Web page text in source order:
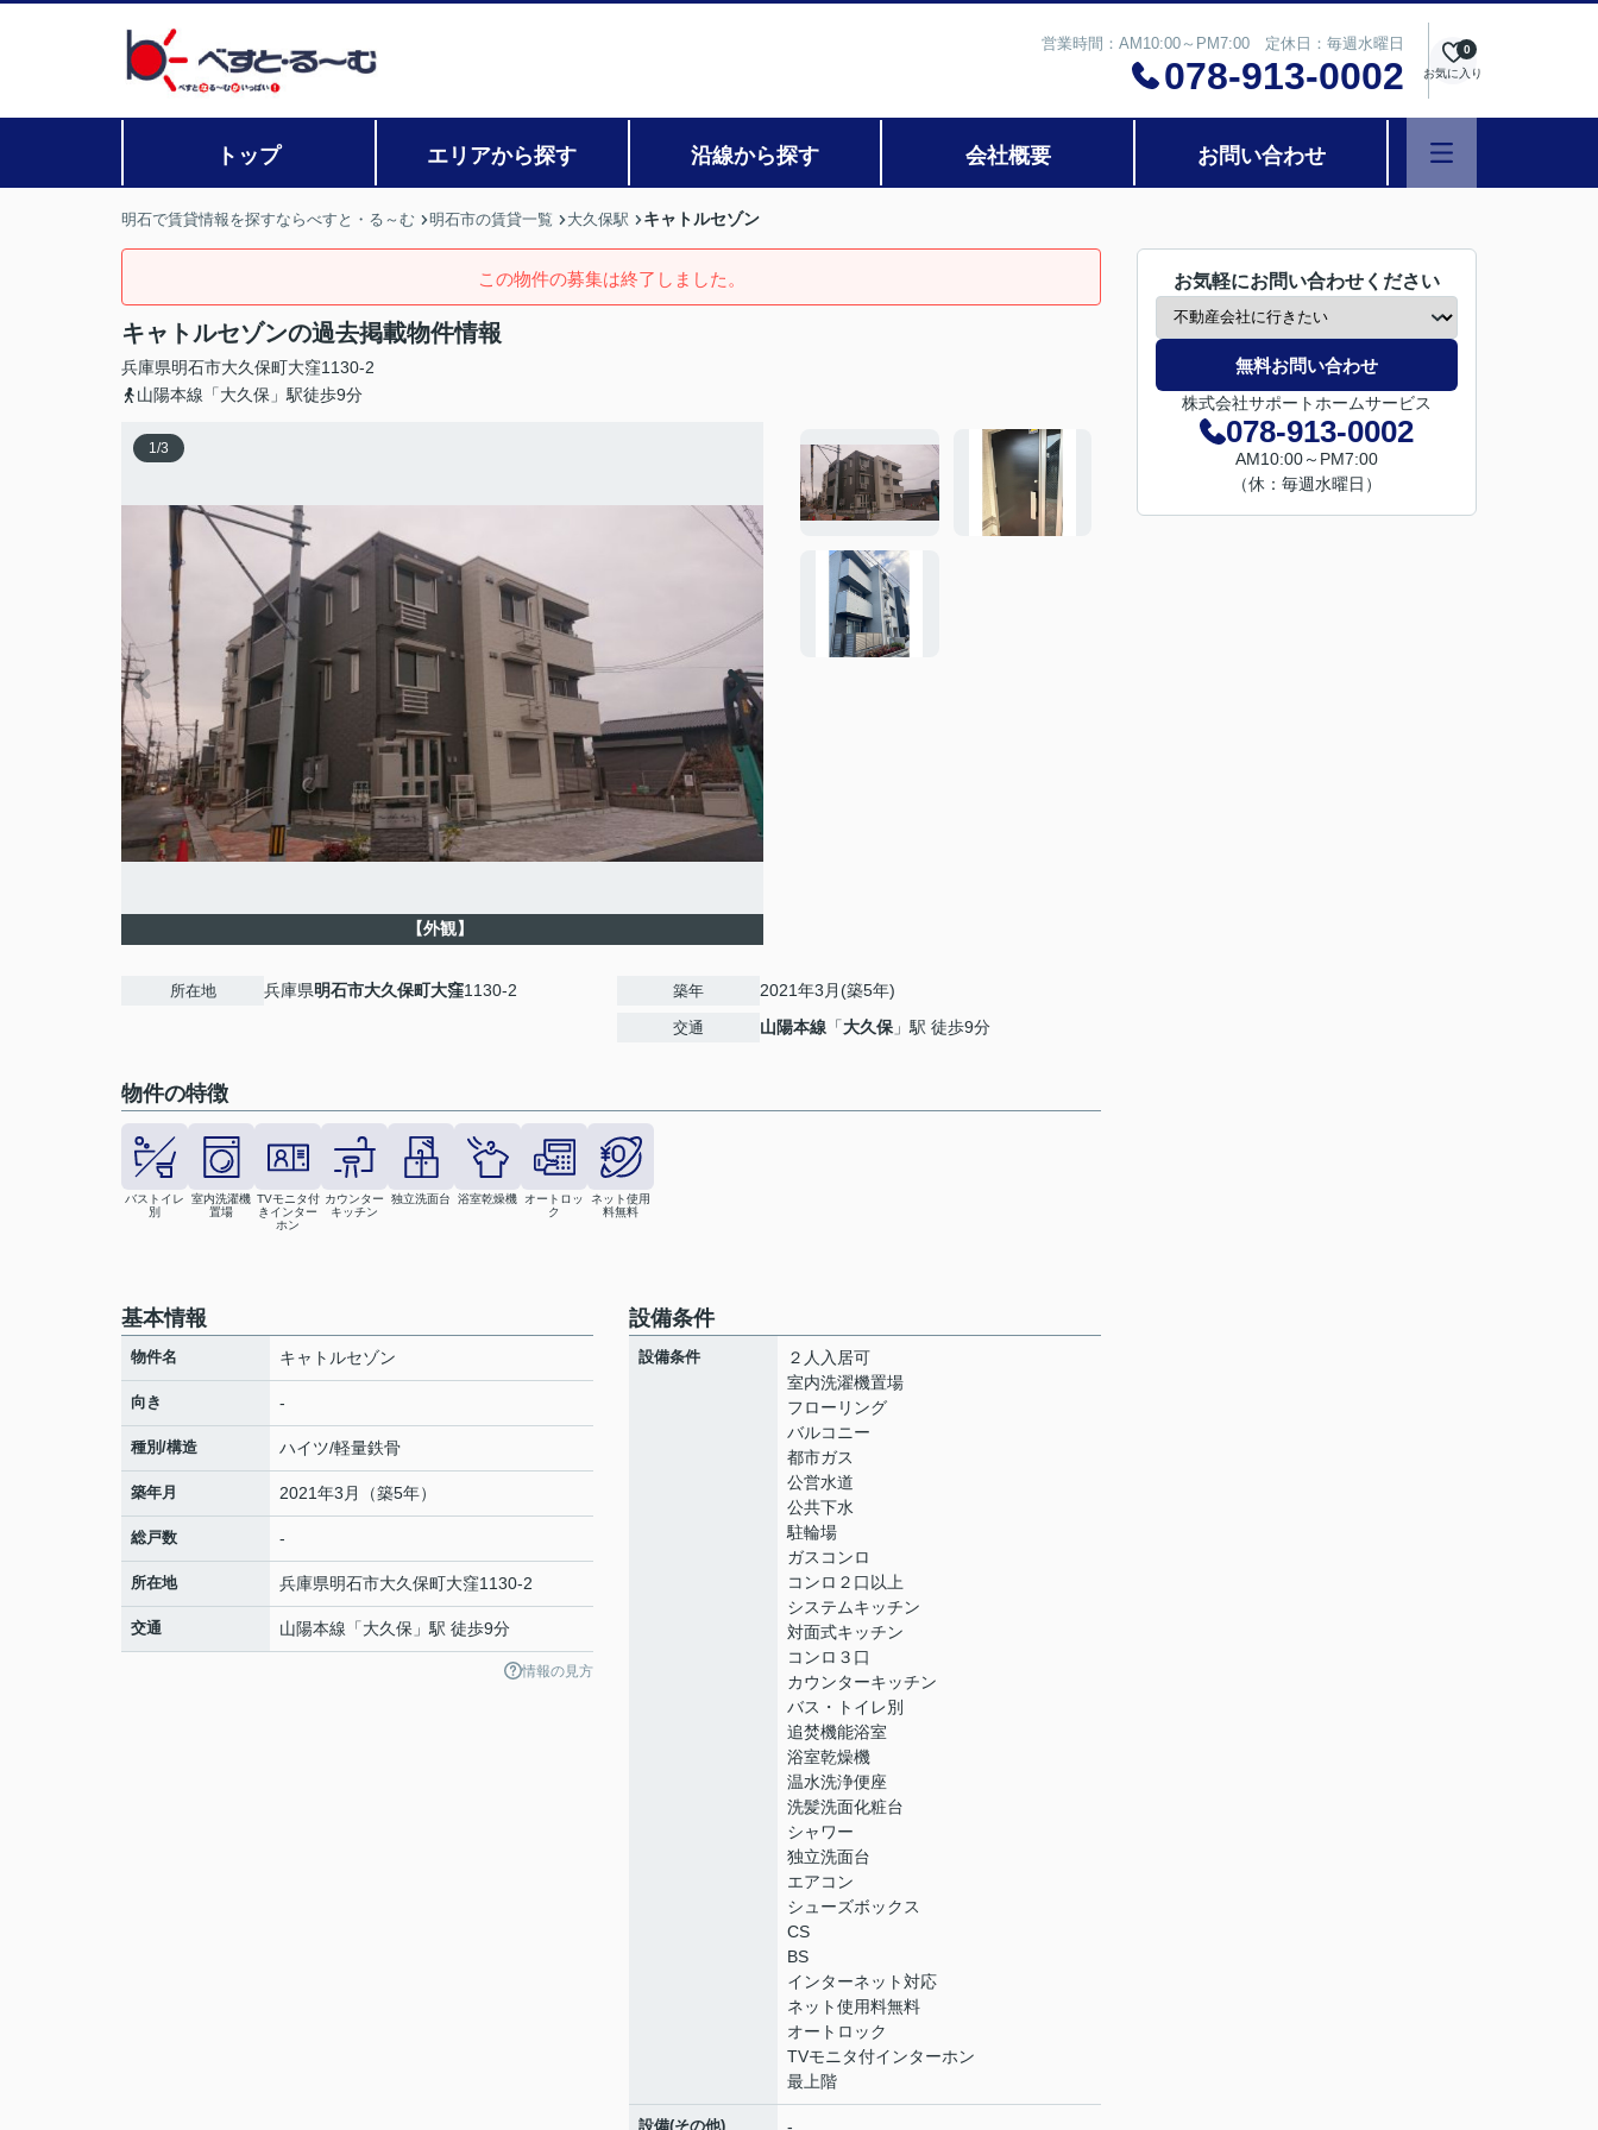
営業時間：AM10:00～PM7:00 定休日：毎週水曜日
078-913-0002 お気に入り
0
トップ エリアから探す 沿線から探す 会社概要 お問い合わせ
明石で賃貸情報を探すならべすと・る～む 明石市の賃貸一覧 大久保駅 キャトルセゾン
この物件の募集は終了しました。
キャトルセゾンの過去掲載物件情報
兵庫県明石市大久保町大窪1130-2
山陽本線「大久保」駅徒歩9分
1/3
【外観】
所在地 兵庫県明石市大久保町大窪1130-2 築年 2021年3月(築5年)
交通 山陽本線 「大久保 」駅 徒歩9分
物件の特徴
バストイレ
別
室内洗濯機
置場
TVモニタ付
きインター
ホン
カウンター
キッチン
独立洗面台 浴室乾燥機
オートロッ
ク
ネット使用
料無料
基本情報
物件名 キャトルセゾン
向き -
種別/構造 ハイツ/軽量鉄骨
築年月 2021年3月（築5年）
総戸数 -
所在地 兵庫県明石市大久保町大窪1130-2
交通 山陽本線 「大久保 」駅 徒歩9分
情報の見方
設備条件
設備条件
２人入居可
室内洗濯機置場
フローリング
バルコニー
都市ガス
公営水道
公共下水
駐輪場
ガスコンロ
コンロ２口以上
システムキッチン
対面式キッチン
コンロ３口
カウンターキッチン
バス・トイレ別
追焚機能浴室
浴室乾燥機
温水洗浄便座
洗髪洗面化粧台
シャワー
独立洗面台
エアコン
シューズボックス
CS
BS
インターネット対応
ネット使用料無料
オートロック
TVモニタ付インターホン
最上階
設備(その他)
お気軽にお問い合わせください
無料お問い合わせ
株式会社サポートホームサービス
078-913-0002
AM10:00～PM7:00
（休：毎週水曜日）